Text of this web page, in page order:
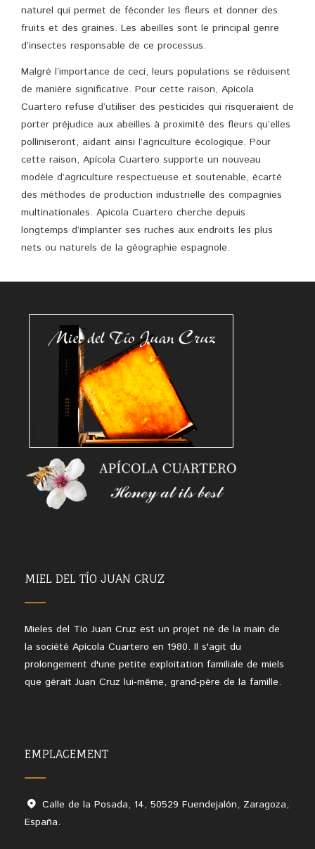
naturel qui permet de féconder les fleurs et donner des
fruits et des graines. Les abeilles sont le principal genre
d’insectes responsable de ce processus.
Malgré l’importance de ceci, leurs populations se réduisent
de manière significative. Pour cette raison, Apícola
Cuartero refuse d’utiliser des pesticides qui risqueraient de
porter préjudice aux abeilles à proximité des fleurs qu’elles
polliniseront, aidant ainsi l’agriculture écologique. Pour
cette raison, Apícola Cuartero supporte un nouveau
modèle d’agriculture respectueuse et soutenable, écarté
des méthodes de production industrielle des compagnies
multinationales. Apicola Cuartero cherche depuis
longtemps d’implanter ses ruches aux endroits les plus
nets ou naturels de la géographie espagnole.
MIEL DEL TÍO JUAN CRUZ
Mieles del Tío Juan Cruz est un projet né de la main de
la société Apícola Cuartero en 1980. Il s'agit du
prolongement d'une petite exploitation familiale de miels
que gérait Juan Cruz lui-même, grand-père de la famille.
EMPLACEMENT
Calle de la Posada, 14, 50529 Fuendejalón, Zaragoza,
España.